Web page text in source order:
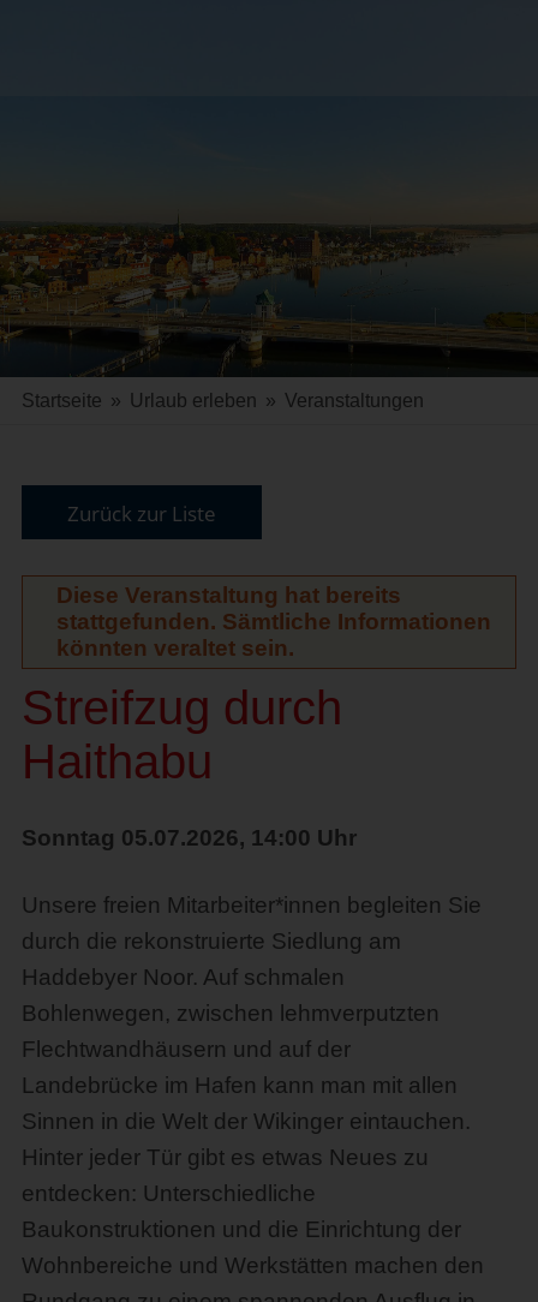
Startseite » Urlaub erleben » Veranstaltungen
Zurück zur Liste
Diese Veranstaltung hat bereits
stattgefunden. Sämtliche Informationen
könnten veraltet sein.
Streifzug durch
Haithabu
Sonntag 05.07.2026, 14:00 Uhr
Unsere freien Mitarbeiter*innen begleiten Sie
durch die rekonstruierte Siedlung am
Haddebyer Noor. Auf schmalen
Bohlenwegen, zwischen lehmverputzten
Flechtwandhäusern und auf der
Landebrücke im Hafen kann man mit allen
Sinnen in die Welt der Wikinger eintauchen.
Hinter jeder Tür gibt es etwas Neues zu
entdecken: Unterschiedliche
Baukonstruktionen und die Einrichtung der
Wohnbereiche und Werkstätten machen den